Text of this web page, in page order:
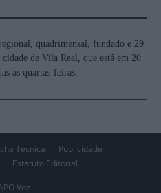
quadrimensal, fundado e 29
de Vila Real, que está em 20
as quartas-feiras.
Técnica
Publicidade
Estatuto Editorial
Voz